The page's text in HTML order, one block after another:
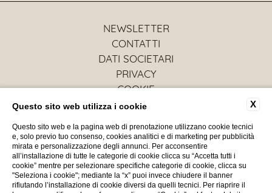
NEWSLETTER
CONTATTI
DATI SOCIETARI
PRIVACY
COOKIE
ACCESSIBILITÀ
WEBSITE BY BLASTNESS
P.IVA: IT03128250739
CIN: IT073027A100090318
X
Questo sito web utilizza i cookie
Questo sito web e la pagina web di prenotazione utilizzano cookie tecnici
e, solo previo tuo consenso, cookies analitici e di marketing per pubblicità
mirata e personalizzazione degli annunci. Per acconsentire
all’installazione di tutte le categorie di cookie clicca su “Accetta tutti i
cookie” mentre per selezionare specifiche categorie di cookie, clicca su
"Seleziona i cookie"; mediante la “x” puoi invece chiudere il banner
rifiutando l’installazione di cookie diversi da quelli tecnici. Per riaprire il